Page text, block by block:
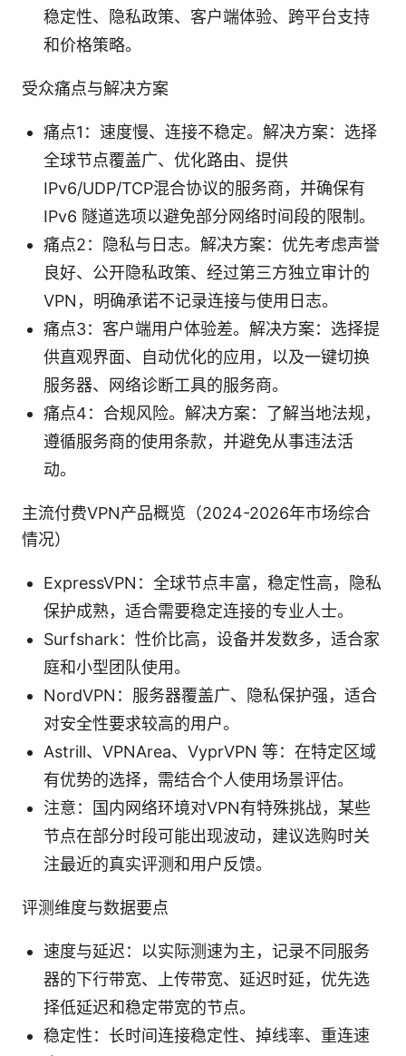
稳定性、隐私政策、客户端体验、跨平台支持
和价格策略。
受众痛点与解决方案
痛点1：速度慢、连接不稳定。解决方案：选择
全球节点覆盖广、优化路由、提供
IPv6/UDP/TCP混合协议的服务商，并确保有
IPv6 隧道选项以避免部分网络时间段的限制。
痛点2：隐私与日志。解决方案：优先考虑声誉
良好、公开隐私政策、经过第三方独立审计的
VPN，明确承诺不记录连接与使用日志。
痛点3：客户端用户体验差。解决方案：选择提
供直观界面、自动优化的应用，以及一键切换
服务器、网络诊断工具的服务商。
痛点4：合规风险。解决方案：了解当地法规，
遵循服务商的使用条款，并避免从事违法活
动。
主流付费VPN产品概览（2024-2026年市场综合
情况）
ExpressVPN：全球节点丰富，稳定性高，隐私
保护成熟，适合需要稳定连接的专业人士。
Surfshark：性价比高，设备并发数多，适合家
庭和小型团队使用。
NordVPN：服务器覆盖广、隐私保护强，适合
对安全性要求较高的用户。
Astrill、VPNArea、VyprVPN 等：在特定区域
有优势的选择，需结合个人使用场景评估。
注意：国内网络环境对VPN有特殊挑战，某些
节点在部分时段可能出现波动，建议选购时关
注最近的真实评测和用户反馈。
评测维度与数据要点
速度与延迟：以实际测速为主，记录不同服务
器的下行带宽、上传带宽、延迟时延，优先选
择低延迟和稳定带宽的节点。
稳定性：长时间连接稳定性、掉线率、重连速